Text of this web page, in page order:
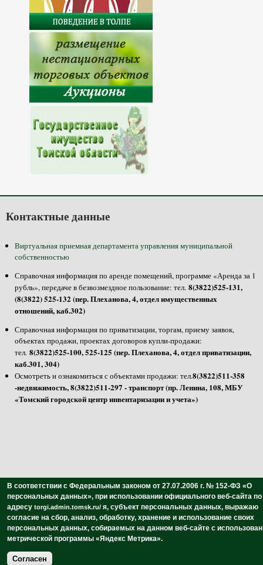
Контактные данные
Виртуальная приемная департамента управления муниципальной
собственностью
Справочная информация по аренде помещений, программе «Аренда за 1
рубль», передаче в безвозмездное пользование: тел. 8(3822)525-131,
(8(3822) 525-132 (пер. Плеханова, 4, отдел имущественных
отношений, каб.302)
Справочная информация по приватизации, торгам, приему заявок,
объектах продажи, проектах договоров купли-продажи:
тел. 8(3822)525-100, 525-125 (пер. Плеханова, 4, отдел приватизации,
каб.301, 304)
Осмотреть и ознакомиться с объектами продажи: тел.8(3822)511-358
-недвижимость, 8(3822)511-297 - транспорт (пр. Ленина, 108, МБУ
«Томский городской центр инвентаризации и учета»)
В соответствии с Федеральным законом от 27.07.2006 г. № 152-ФЗ «О
персональных данных», при использовании официального веб-сайта по
адресуtorgi.admin.tomsk.ru/ я, субъект персональных данных, выражаю
согласие на сбор, анализ, обработку, хранение и использование своих
персональных данных, собираемых на данном веб-сайте с
метрической программы «Яндекс Метрика».
Согласен